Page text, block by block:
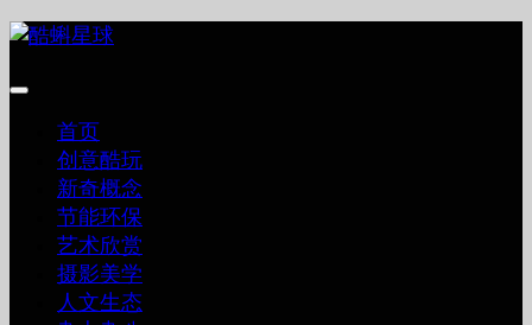
跳
内
首页
创意酷玩
新奇概念
节能环保
艺术欣赏
摄影美学
人文生态